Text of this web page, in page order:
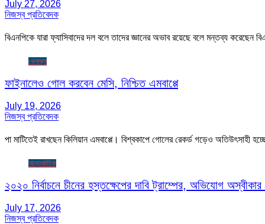
July 27, 2026
নিজস্ব প্রতিবেদক
বিএনপিকে যারা ফ্যাসিবাদের দল বলে তাদের জ্ঞানের অভাব রয়েছে বলে মন্তব্য করেছেন
খেলাধুলা
ফাইনালেও গোল করবেন মেসি, নিশ্চিত এমবাপ্পে
July 19, 2026
নিজস্ব প্রতিবেদক
পা মাটিতেই রাখছেন কিলিয়ান এমবাপ্পে। বিশ্বকাপে গোলের রেকর্ড গড়েও অতিউৎসাহী
আন্তর্জাতিক
২০২০ নির্বাচনে চীনের হস্তক্ষেপের দাবি ট্রাম্পের, অভিযোগ
July 17, 2026
নিজস্ব প্রতিবেদক